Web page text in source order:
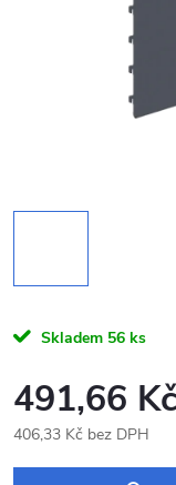
Skladem 56 ks
491,66 Kč
406,33 Kč bez DPH